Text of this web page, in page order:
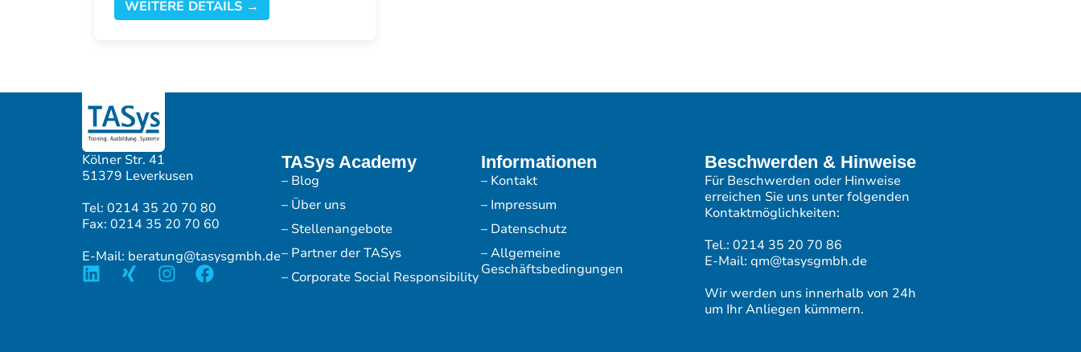
WEITERE DETAILS →
Kölner Str. 41
51379 Leverkusen
Tel: 0214 35 20 70 80
Fax: 0214 35 20 70 60
E-Mail: beratung@tasysgmbh.de
TASys Academy
– Blog
– Über uns
– Stellenangebote
– Partner der TASys
– Corporate Social Responsibility
Informationen
– Kontakt
– Impressum
– Datenschutz
– Allgemeine
Geschäftsbedingungen
Beschwerden & Hinweise
Für Beschwerden oder Hinweise
erreichen Sie uns unter folgenden
Kontaktmöglichkeiten:
Tel.: 0214 35 20 70 86
E-Mail: qm@tasysgmbh.de
Wir werden uns innerhalb von 24h
um Ihr Anliegen kümmern.